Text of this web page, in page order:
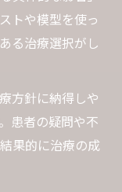
トや模型を使っ
る治療選択がし
方針に納得しや
患者の疑問や不
果的に治療の成